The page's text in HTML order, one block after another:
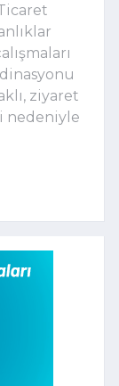
ziyaret
nedeniyle